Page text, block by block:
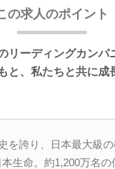
の求人のポイント
リーディングカンパ
と、私たちと共に成
を誇り、日本最大級
生命。約1,200万名の